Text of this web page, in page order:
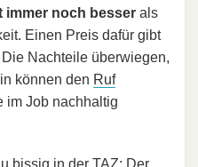
immer noch besser als
Einen Preis dafür gibt
Nachteile überwiegen,
können den Ruf
im Job nachhaltig